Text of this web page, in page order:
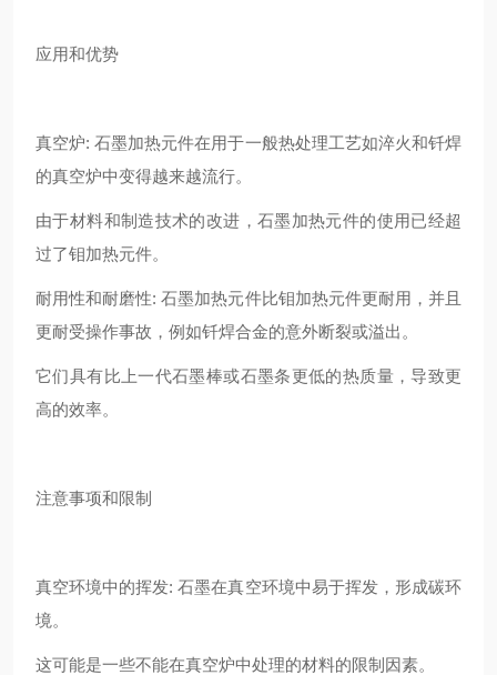
应用和优势
真空炉: 石墨加热元件在用于一般热处理工艺如淬火和钎焊
的真空炉中变得越来越流行。
由于材料和制造技术的改进，石墨加热元件的使用已经超
过了钼加热元件。
耐用性和耐磨性: 石墨加热元件比钼加热元件更耐用，并且
更耐受操作事故，例如钎焊合金的意外断裂或溢出。
它们具有比上一代石墨棒或石墨条更低的热质量，导致更
高的效率。
注意事项和限制
真空环境中的挥发: 石墨在真空环境中易于挥发，形成碳环
境。
这可能是一些不能在真空炉中处理的材料的限制因素。